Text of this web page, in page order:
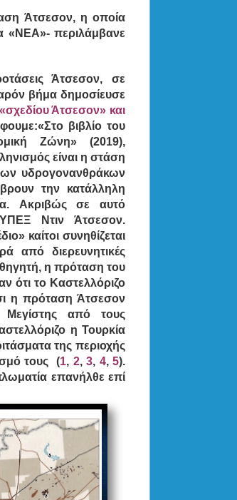
Άτσεσον, η οποία
«ΝΕΑ»- περιλάμβανε
Άτσεσον, σε
βήμα δημοσίευσε
Άτσεσον» και
βιβλίο του
Ζώνη» (2019),
είναι η στάση
υδρογονανθράκων
την κατάλληλη
Ακριβώς σε αυτό
Ντιν Άτσεσον.
καίτοι συνηθίζεται
από διερευνητικές
η πρόταση του
ότι το Καστελλόριζο
η πρόταση Άτσεσον
Μεγίστης από τους
η Τουρκία
της περιοχής
τους (1, 2, 3, 4, 5).
επανήλθε επί